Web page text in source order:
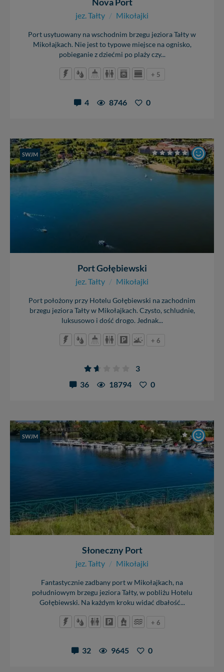
jez. Tałty / Mikołajki
Port usytuowany na wschodnim brzegu jeziora Tałty w
Mikołajkach. Nie jest to typowe miejsce na ognisko,
pobieganie z dziećmi po plaży czy...
+ 5
4 8746 0
SWJM
Port Gołębiewski
jez. Tałty / Mikołajki
Port położony przy Hotelu Gołębiewski na zachodnim
brzegu jeziora Tałty w Mikołajkach. Czysto, schludnie,
luksusowo i dość drogo. Jednak...
+ 6
3
36
18794 0
SWJM
Słoneczny Port
jez. Tałty / Mikołajki
Fantastycznie zadbany port w Mikołajkach, na
południowym brzegu jeziora Tałty, w pobliżu Hotelu
Gołębiewski. Na każdym kroku widać dbałość...
+ 6
32 9645 0